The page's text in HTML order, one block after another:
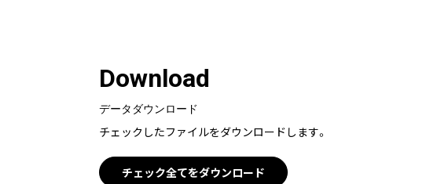
Download
データダウンロード
チェックしたファイルをダウンロードします。
チェック全てをダウンロード